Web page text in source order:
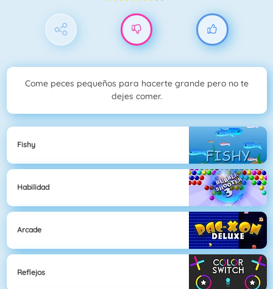
Come peces pequeños para hacerte grande pero no te
dejes comer.
Fishy
Habilidad
Arcade
Reflejos